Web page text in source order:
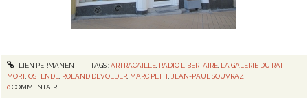
LIEN PERMANENT TAGS :ARTRACAILLE, RADIO LIBERTAIRE, LA GALERIE DU RAT
MORT,OSTENDE ROLAND DEVOLDER MARC PETIT, JEAN-PAUL SOUVRAZ
0COMMENTAIRE